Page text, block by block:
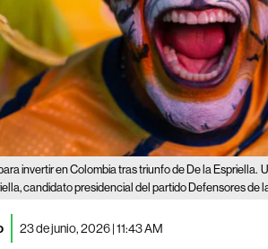
invertir en Colombia tras triunfo de De la Espriella.
candidato presidencial del partido Defensores de
23 de junio, 2026 | 11:43 AM